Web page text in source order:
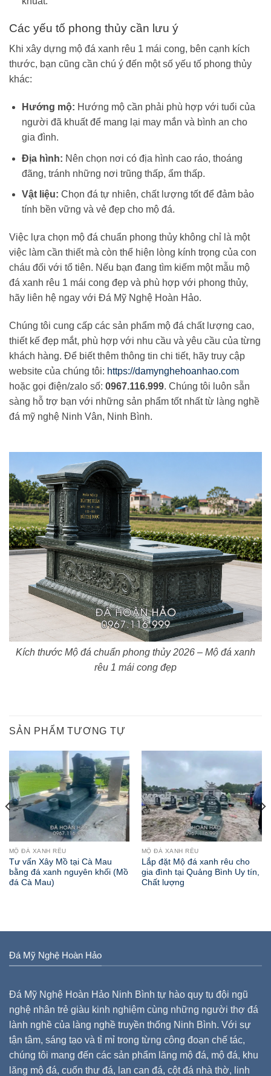
Các yếu tố phong thủy cần lưu ý
Khi xây dựng mộ đá xanh rêu 1 mái cong, bên cạnh kích
thước, bạn cũng cần chú ý đến một số yếu tố phong thủy
khác:
Hướng mộ: Hướng mộ cần phải phù hợp với tuổi của
người đã khuất để mang lại may mắn và bình an cho
gia đình.
Địa hình: Nên chọn nơi có địa hình cao ráo, thoáng
đãng, tránh những nơi trũng thấp, ẩm thấp.
Vật liệu: Chọn đá tự nhiên, chất lượng tốt để đảm bảo
tính bền vững và vẻ đẹp cho mộ đá.
Việc lựa chọn mộ đá chuẩn phong thủy không chỉ là một
việc làm cần thiết mà còn thể hiện lòng kính trọng của con
cháu đối với tổ tiên. Nếu bạn đang tìm kiếm một mẫu mộ
đá xanh rêu 1 mái cong đẹp và phù hợp với phong thủy,
hãy liên hệ ngay với Đá Mỹ Nghệ Hoàn Hảo.
Chúng tôi cung cấp các sản phẩm mộ đá chất lượng cao,
thiết kế đẹp mắt, phù hợp với nhu cầu và yêu cầu của từng
khách hàng. Để biết thêm thông tin chi tiết, hãy truy cập
website của chúng tôi: https://damynghehoanhao.com
hoặc gọi điện/zalo số: 0967.116.999. Chúng tôi luôn sẵn
sàng hỗ trợ bạn với những sản phẩm tốt nhất từ làng nghề
đá mỹ nghệ Ninh Vân, Ninh Bình.
Kích thước Mộ đá chuẩn phong thủy 2026 – Mộ đá xanh
rêu 1 mái cong đẹp
SẢN PHẨM TƯƠNG TỰ
MỘ ĐÁ XANH RÊU
Tư vấn Xây Mồ tại Cà Mau
bằng đá xanh nguyên khối (Mồ
đá Cà Mau)
MỘ ĐÁ XANH RÊU
Lắp đặt Mộ đá xanh rêu cho
gia đình tại Quảng Bình Uy tín,
Chất lượng
Đá Mỹ Nghệ Hoàn Hảo
Đá Mỹ Nghệ Hoàn Hảo Ninh Bình tự hào quy tụ đội ngũ
nghệ nhân trẻ giàu kinh nghiệm cùng những người thợ đá
lành nghề của làng nghề truyền thống Ninh Bình. Với sự
tận tâm, sáng tạo và tỉ mỉ trong từng công đoạn chế tác,
chúng tôi mang đến các sản phẩm lăng mộ đá, mộ đá, khu
lăng mộ đá, cuốn thư đá, lan can đá, cột đá nhà thờ, linh